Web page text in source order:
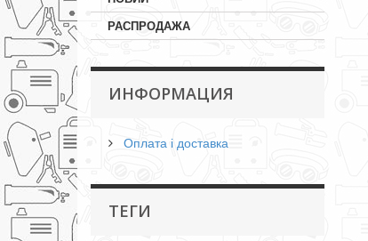
РАСПРОДАЖА
ИНФОРМАЦИЯ
Оплата і доставка
ТЕГИ